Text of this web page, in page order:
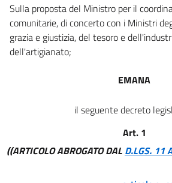
Sulla proposta del Ministro per il
comunitarie, di concerto con i Ministri
grazia e giustizia, del tesoro e
dell'artigianato;
EMANA
il seguente decreto
Art. 1
((ARTICOLO ABROGATO DAL D.LGS. 11